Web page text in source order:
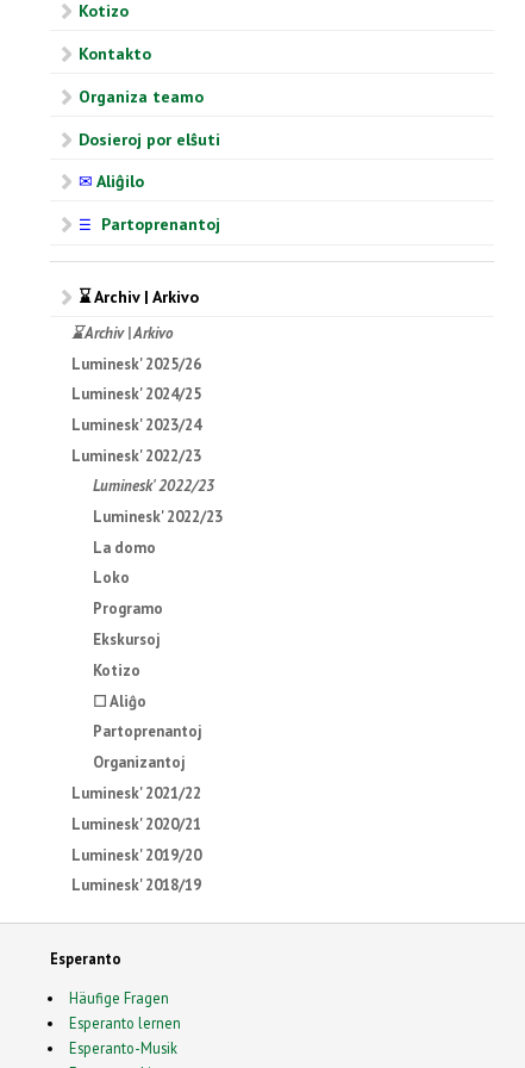
Kotizo
Kontakto
Organiza teamo
Dosieroj por elŝuti
✉ Aliĝilo
☰ Partoprenantoj
⌛ Archiv | Arkivo
⌛ Archiv | Arkivo
Luminesk' 2025/26
Luminesk' 2024/25
Luminesk' 2023/24
Luminesk' 2022/23
Luminesk' 2022/23
Luminesk' 2022/23
La domo
Loko
Programo
Ekskursoj
Kotizo
☐ Aliĝo
Partoprenantoj
Organizantoj
Luminesk' 2021/22
Luminesk' 2020/21
Luminesk' 2019/20
Luminesk' 2018/19
Esperanto
Häufige Fragen
Esperanto lernen
Esperanto-Musik